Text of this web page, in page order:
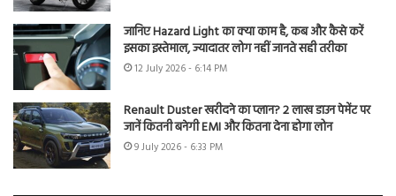
जानिए Hazard Light का क्या काम है, कब और कैसे करें
इसका इस्तेमाल, ज्यादातर लोग नहीं जानते सही तरीका
12 July 2026 - 6:14 PM
Renault Duster खरीदने का प्लान? 2 लाख डाउन पेमेंट पर
जानें कितनी बनेगी EMI और कितना देना होगा लोन
9 July 2026 - 6:33 PM